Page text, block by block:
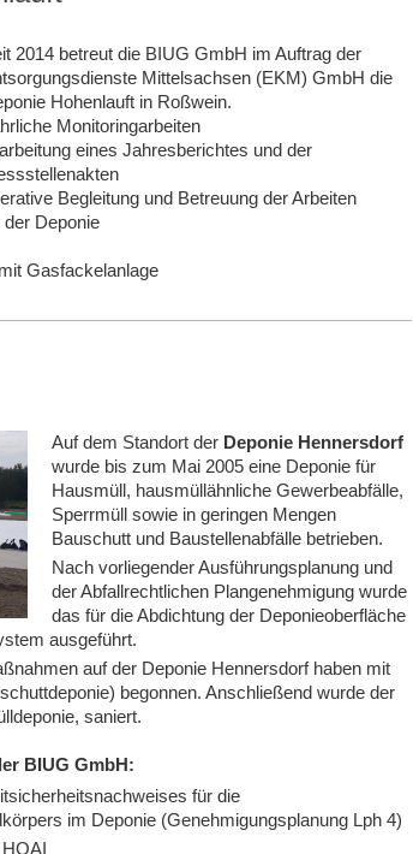
2014 betreut die BIUG GmbH im Auftrag der
Mittelsachsen (EKM) GmbH die
Hohenlauft in Roßwein.
Monitoringarbeiten
eines Jahresberichtes und der
Begleitung und Betreuung der Arbeiten
der Deponie
Gasfackelanlage
Auf dem Standort der Deponie Hennersdorf
wurde bis zum Mai 2005 eine Deponie für
Hausmüll, hausmüllähnliche Gewerbeabfälle,
Sperrmüll sowie in geringen Mengen
Bauschutt und Baustellenabfälle betrieben.
Nach vorliegender Ausführungsplanung und
der Abfallrechtlichen Plangenehmigung wurde
das für die Abdichtung der Deponieoberfläche
ausgeführt.
auf der Deponie Hennersdorf haben mit
begonnen. Anschließend wurde der
saniert.
BIUG GmbH:
für die
im Deponie (Genehmigungsplanung Lph 4)